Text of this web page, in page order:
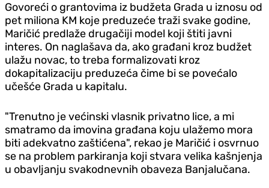
Govoreći o grantovima iz budžeta Grada u iznosu od
pet miliona KM koje preduzeće traži svake godine,
Maričić predlaže drugačiji model koji štiti javni
interes. On naglašava da, ako građani kroz budžet
ulažu novac, to treba formalizovati kroz
dokapitalizaciju preduzeća čime bi se povećalo
učešće Grada u kapitalu.
"Trenutno je većinski vlasnik privatno lice, a mi
smatramo da imovina građana koju ulažemo mora
biti adekvatno zaštićena", rekao je Maričić i osvrnuo
se na problem parkiranja koji stvara velika kašnjenja
u obavljanju svakodnevnih obaveza Banjalučana.